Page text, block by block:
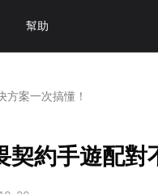
幫助
方案一次搞懂！
契約手遊配對